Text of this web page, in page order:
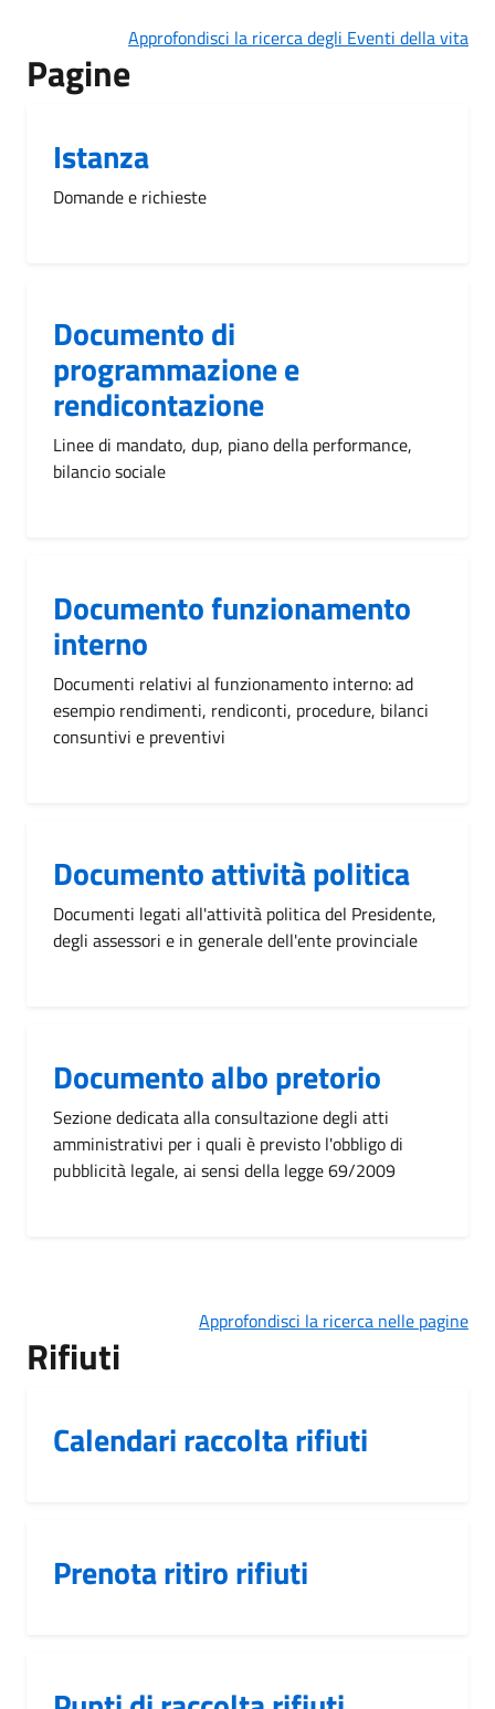
Approfondisci la ricerca degli Eventi della vita
Pagine
Istanza
Domande e richieste
Documento di
programmazione e
rendicontazione
Linee di mandato, dup, piano della performance,
bilancio sociale
Documento funzionamento
interno
Documenti relativi al funzionamento interno: ad
esempio rendimenti, rendiconti, procedure, bilanci
consuntivi e preventivi
Documento attività politica
Documenti legati all'attività politica del Presidente,
degli assessori e in generale dell'ente provinciale
Documento albo pretorio
Sezione dedicata alla consultazione degli atti
amministrativi per i quali è previsto l'obbligo di
pubblicità legale, ai sensi della legge 69/2009
Approfondisci la ricerca nelle pagine
Rifiuti
Calendari raccolta rifiuti
Prenota ritiro rifiuti